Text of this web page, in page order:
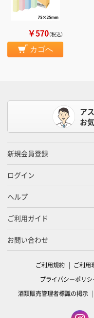
￥570（税込）
カゴへ
ア
お
新規会員登録
ログイン
ヘルプ
ご利用ガイド
お問い合わせ
ご利用規約 ご利用
プライバシーポリシ
酒類販売管理者標識の掲示